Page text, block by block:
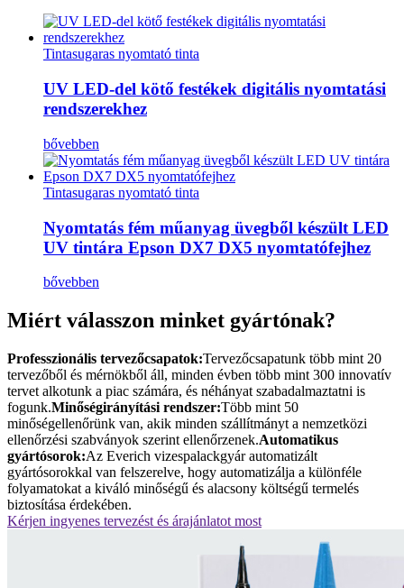
Tintasugaras nyomtató tinta
UV LED-del kötő festékek digitális nyomtatási
rendszerekhez
bővebben
Tintasugaras nyomtató tinta
Nyomtatás fém műanyag üvegből készült LED
UV tintára Epson DX7 DX5 nyomtatófejhez
bővebben
Miért válasszon minket gyártónak?
Professzionális tervezőcsapatok:Tervezőcsapatunk több mint 20
tervezőből és mérnökből áll, minden évben több mint 300 innovatív
tervet alkotunk a piac számára, és néhányat szabadalmaztatni is
fogunk.Minőségirányítási rendszer:Több mint 50
minőségellenőrünk van, akik minden szállítmányt a nemzetközi
ellenőrzési szabványok szerint ellenőrzenek.Automatikus
gyártósorok:Az Everich vizespalackgyár automatizált
gyártósorokkal van felszerelve, hogy automatizálja a különféle
folyamatokat a kiváló minőségű és alacsony költségű termelés
biztosítása érdekében.
Kérjen ingyenes tervezést és árajánlatot most